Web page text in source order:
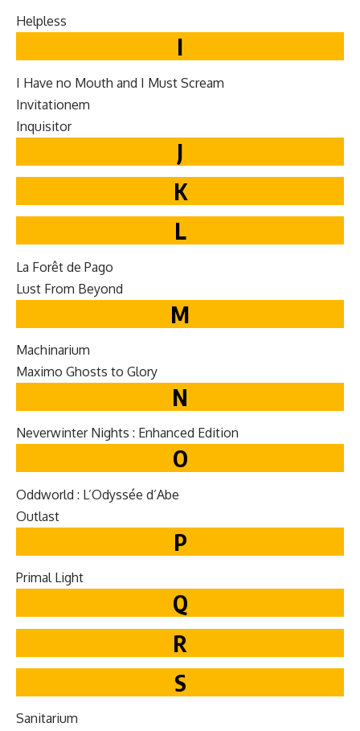
Help­less
I
I Have no Mouth and I Must Scream
Invi­ta­tionem
Inquisi­tor
J
K
L
La Forêt de Pago
Lust From Beyond
M
Machi­nar­i­um
Max­i­mo Ghosts to Glory
N
Nev­er­win­ter Nights : Enhanced Edition
O
Odd­world : L’Odyssée d’Abe
Out­last
P
Pri­mal Light
Q
R
S
San­i­tar­i­um